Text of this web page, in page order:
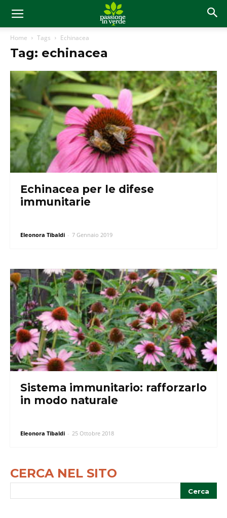
Home Tags Echinacea
Tag: echinacea
Echinacea per le difese
immunitarie
Eleonora Tibaldi - 7 Gennaio 2019
Sistema immunitario: rafforzarlo
in modo naturale
Eleonora Tibaldi - 25 Ottobre 2018
CERCA NEL SITO